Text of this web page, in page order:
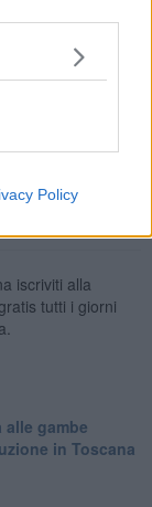
Policy
anche alla
iscriviti alla
tutti i giorni
gambe
in Toscana